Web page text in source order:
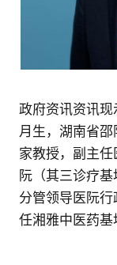
政府资讯资讯
月生，湖南省
家教授，副主
阮（其三诊疗基
分管领导医阮
任湘雅中医药基